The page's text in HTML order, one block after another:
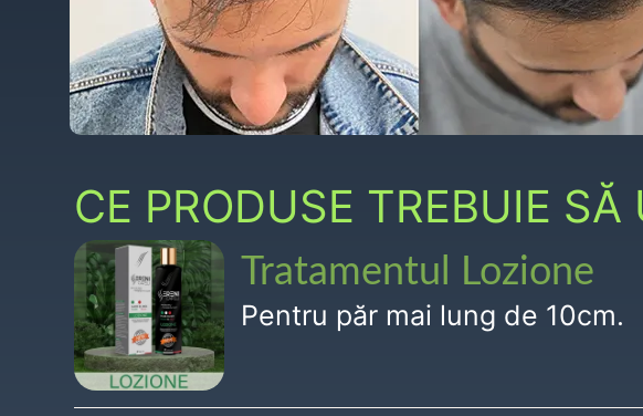
CE PRODUSE TREBUIE
Tratamentul Lozione
Pentru păr mai lung de 10cm.